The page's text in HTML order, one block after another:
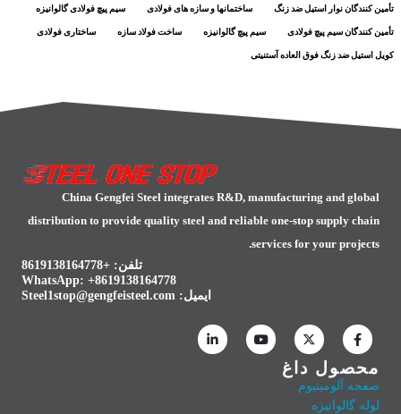
تأمین کنندگان نوار استیل ضد زنگ
ساختمانها و سازه های فولادی
سیم پیچ فولادی گالوانیزه
تأمین کنندگان سیم پیچ فولادی
سیم پیچ گالوانیزه ساخت فولاد سازه
ساختاری فولادی
کویل استیل ضد زنگ فوق العاده آستنیتی
China Gengfei Steel integrates R&D, manufacturing and global
distribution to provide quality steel and reliable one-stop supply chain
services for your projects.
تلفن: +8619138164778
WhatsApp: +8619138164778
ایمیل: Steel1stop@gengfeisteel.com
محصول داغ
صفحه آلومینیوم
لوله گالوانیزه